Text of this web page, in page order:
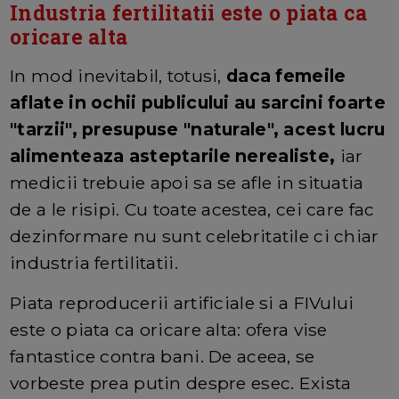
Industria fertilitatii este o piata ca
oricare alta
In mod inevitabil, totusi, daca femeile
aflate in ochii publicului au sarcini foarte
"tarzii", presupuse "naturale", acest lucru
alimenteaza asteptarile nerealiste, iar
medicii trebuie apoi sa se afle in situatia
de a le risipi. Cu toate acestea, cei care fac
dezinformare nu sunt celebritatile ci chiar
industria fertilitatii.
Piata reproducerii artificiale si a FIVului
este o piata ca oricare alta: ofera vise
fantastice contra bani. De aceea, se
vorbeste prea putin despre esec. Exista